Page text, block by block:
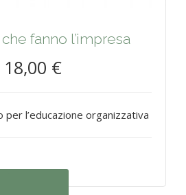
fanno l’impresa
18,00 €
per l’educazione organizzativa